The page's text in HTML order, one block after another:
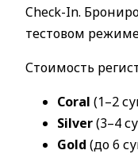
Check-In.
тестовом
Стоимость
Coral (1–2
Silver(3–4
Gold (до 6